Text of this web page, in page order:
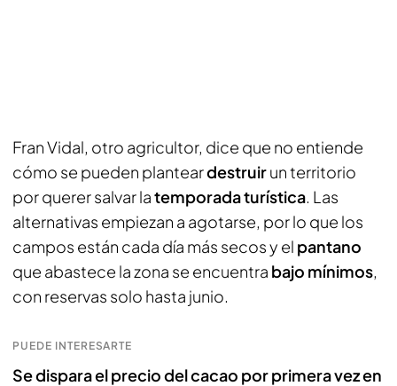
Fran Vidal, otro agricultor, dice que no entiende
cómo se pueden planteardestruirun territorio
por querer salvar latemporada turística. Las
alternativas empiezan a agotarse, por lo que los
campos están cada día más secos y el pantano
que abastece la zona se encuentra bajo mínimos,
con reservas solo hasta junio.
PUEDE INTERESARTE
Se dispara el precio del cacao por primera vez en